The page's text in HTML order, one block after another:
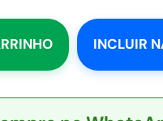
INCLUIR